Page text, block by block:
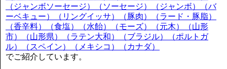
（ジャンボソーセージ）（ソーセージ）（ジャンボ）（バ
ーベキュー）（リングイッサ）（豚肉）（ラード・豚脂）
（香辛料）（食塩）（水飴）（モーズ）（元木）（山形
市）（山形県）（ラテン大和）（ブラジル）（ポルトガ
ル）（スペイン）（メキシコ）（カナダ）
でご紹介しています。